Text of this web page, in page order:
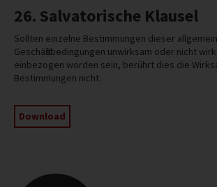
26. Salvatorische Klausel
Sollten einzelne Bestimmungen dieser
Geschäftsbedingungen unwirksam oder nicht
einbezogen worden sein, berührt dies die
Bestimmungen nicht.
Download